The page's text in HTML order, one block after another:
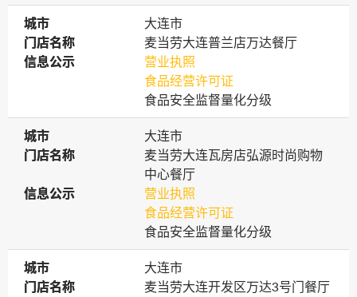
城市
城市
大连市
门店名称
门店名称
麦当劳大连普兰店万达餐厅
信息公示
信息公示
营业执照
食品经营许可证
食品安全监督量化分级
城市
城市
大连市
门店名称
门店名称
麦当劳大连瓦房店弘源时尚购物
中心餐厅
信息公示
信息公示
营业执照
食品经营许可证
食品安全监督量化分级
城市
城市
大连市
门店名称
门店名称
麦当劳大连开发区万达3号门餐厅